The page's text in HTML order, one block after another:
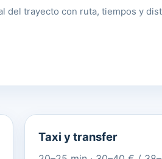
del trayecto con ruta, tiempos y
Taxi y transfer